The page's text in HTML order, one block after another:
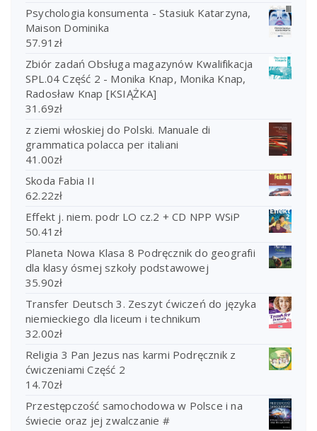
Psychologia konsumenta - Stasiuk Katarzyna,
Maison Dominika
57.91 zł
Zbiór zadań Obsługa magazynów Kwalifikacja
SPL.04 Część 2 - Monika Knap, Monika Knap,
Radosław Knap [KSIĄŻKA]
31.69zł
z ziemi włoskiej do Polski. Manuale di
grammatica polacca per italiani
41.00zł
Skoda Fabia II
62.22zł
Effekt j. niem. podr LO cz.2 + CD NPP WSiP
50.41 zł
Planeta Nowa Klasa 8 Podręcznik do geografii
dla klasy ósmej szkoły podstawowej
35.90zł
Transfer Deutsch 3. Zeszyt ćwiczeń do języka
niemieckiego dla liceum i technikum
32.00zł
Religia 3 Pan Jezus nas karmi Podręcznik z
ćwiczeniami Część 2
14.70zł
Przestępczość samochodowa w Polsce i na
świecie oraz jej zwalczanie #